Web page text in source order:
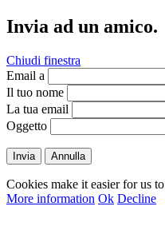
Invia ad un amico.
Chiudi finestra
Email a
Il tuo nome
La tua email
Oggetto
Invia Annulla
Cookies make it easier for us
More information Ok Decline